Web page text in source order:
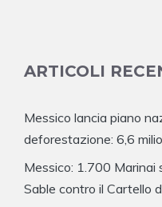
ARTICOLI
Messico lancia piano
deforestazione: 6,6
Messico: 1.700 Marinai
Sable contro il Cartello